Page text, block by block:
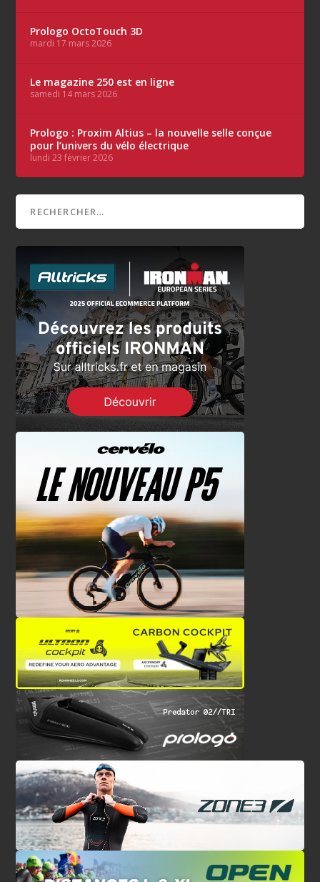
Prologo OctoTouch 3D
mardi 17 mars 2026
Le magazine 250 est en ligne
samedi 14 mars 2026
Prologo : Proxim Altius – la nouvelle selle conçue
pour l’univers du vélo électrique
lundi 23 février 2026